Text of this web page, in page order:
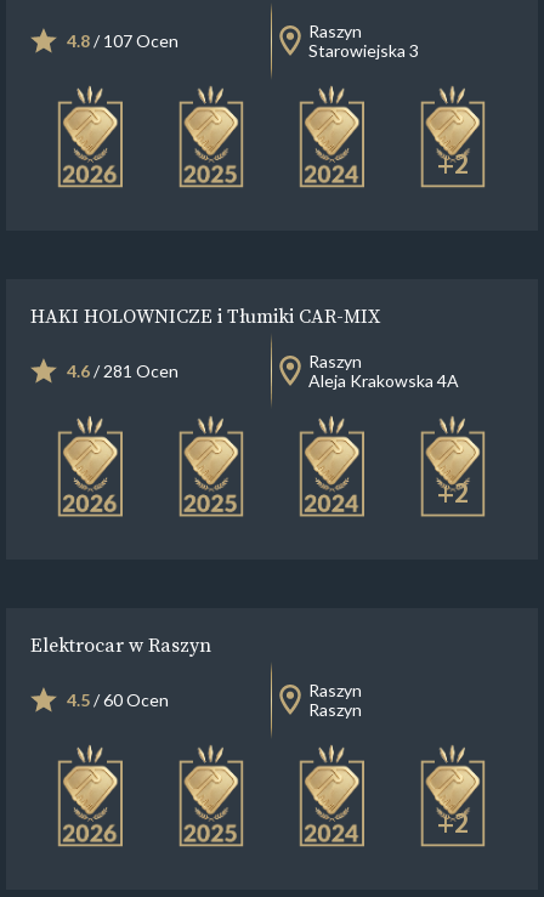
4.8/ 107 Ocen
Raszyn
Starowiejska 3
+2
HAKI HOLOWNICZE i Tłumiki CAR-MIX
4.6/ 281 Ocen
Raszyn
Aleja Krakowska 4A
+2
Elektrocar w Raszyn
4.5/ 60 Ocen
Raszyn
Raszyn
+2